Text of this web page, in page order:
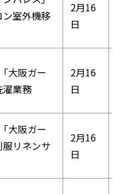
室外機移
2月16
日
大阪ガー
濯業務
2月16
日
大阪ガー
リネンサ
2月16
日